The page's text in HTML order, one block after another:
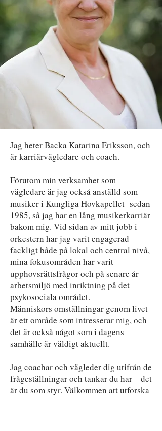
Jag heter Backa Katarina Eriksson, och
är karriärvägledare och coach.
Förutom min verksamhet som
vägledare är jag också anställd som
musiker i Kungliga Hovkapellet sedan
1985, så jag har en lång musikerkarriär
bakom mig. Vid sidan av mitt jobb i
orkestern har jag varit engagerad
fackligt både på lokal och central nivå,
mina fokusområden har varit
upphovsrättsfrågor och på senare år
arbetsmiljö med inriktning på det
psykosociala området.
Människors omställningar genom livet
är ett område som intresserar mig, och
det är också något som i dagens
samhälle är väldigt aktuellt.
Jag coachar och vägleder dig utifrån de
frågeställningar och tankar du har – det
är du som styr. Välkommen att utforska